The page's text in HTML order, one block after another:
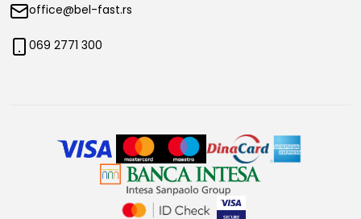
office@bel-fast.rs
069 2771 300